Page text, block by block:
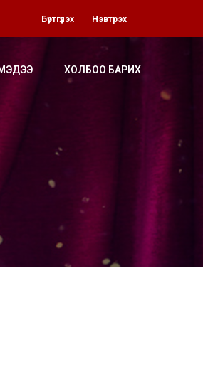
Бүртгүүлэх Нэвтрэх
ХОЛБОО БАРИХ